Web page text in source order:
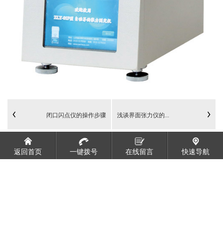
闭口闪点仪的操作步骤 浅谈界面张力仪的...
返回首页 一键拨号 在线留言 快速导航